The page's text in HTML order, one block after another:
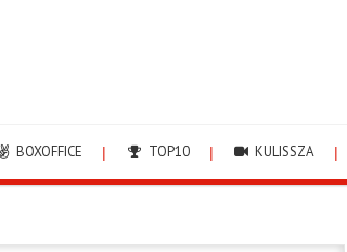
BOXOFFICE TOP10 KULISSZA